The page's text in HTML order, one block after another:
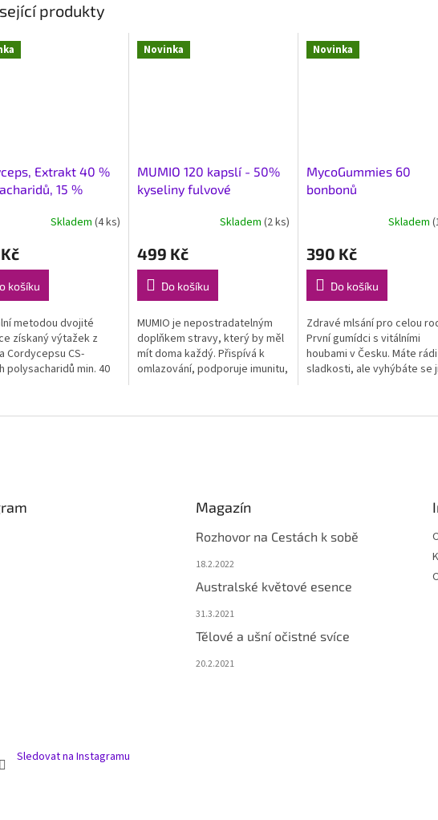
produkty
Extrakt 40 %
15 %
Skladem (4 ks)
košíku
metodou dvojité
získaný výtažek z
Cordycepsu CS-
polysacharidů min. 40
Novinka
MUMIO 120 kapslí - 50%
kyseliny fulvové
Skladem (2 ks)
499 Kč
Do košíku
MUMIO je nepostradatelným
doplňkem stravy, který by měl
mít doma každý. Přispívá k
omlazování, podporuje imunitu,
Novinka
MycoGummies 60
bonbonů
Skladem
390 Kč
Do košíku
Zdravé mlsání pro celou
První gumídci s vitálními
houbami v Česku. Máte rádi
sladkosti, ale vyhýbáte se
Sledovat na Instagramu
Magazín
Rozhovor na Cestách k sobě
18.2.2022
Australské květové esence
31.3.2021
Tělové a ušní očistné svíce
20.2.2021